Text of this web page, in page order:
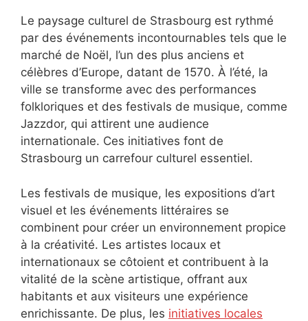
Le paysage culturel de Strasbourg est rythmé
par des événements incontournables tels que le
marché de Noël, l’un des plus anciens et
célèbres d’Europe, datant de 1570. À l’été, la
ville se transforme avec des performances
folkloriques et des festivals de musique, comme
Jazzdor, qui attirent une audience
internationale. Ces initiatives font de
Strasbourg un carrefour culturel essentiel.
Les festivals de musique, les expositions d’art
visuel et les événements littéraires se
combinent pour créer un environnement propice
à la créativité. Les artistes locaux et
internationaux se côtoient et contribuent à la
vitalité de la scène artistique, offrant aux
habitants et aux visiteurs une expérience
enrichissante. De plus, les initiatives locales